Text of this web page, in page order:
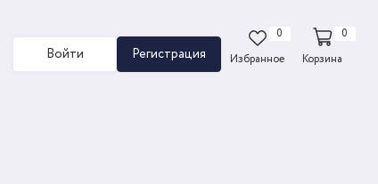
Войти Регистрация
0
Избранное
0
Корзина